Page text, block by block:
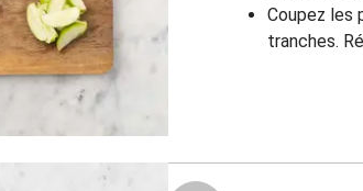
Coupez les
tranches.